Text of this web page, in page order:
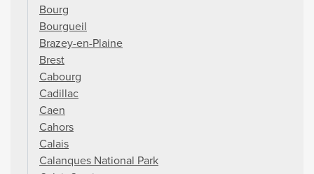
Bourg
Bourgueil
Brazey-en-Plaine
Brest
Cabourg
Cadillac
Caen
Cahors
Calais
Calanques National Park